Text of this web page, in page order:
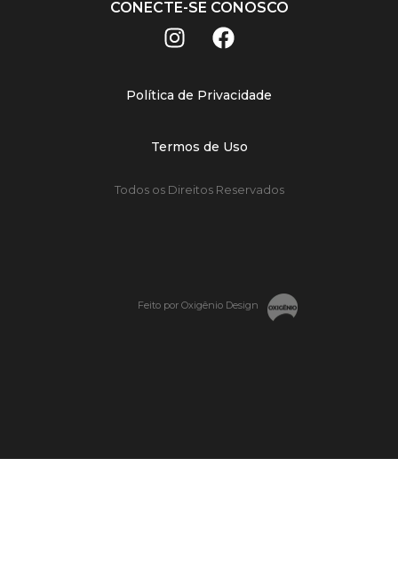
CONECTE-SE CONOSCO
Política de Privacidade
Termos de Uso
Todos os Direitos Reservados
Feito por Oxigênio Design